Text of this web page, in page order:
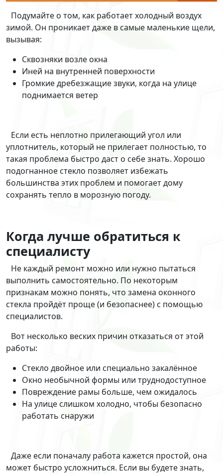
Подумайте о том, как работает холодный воздух
зимой. Он проникает даже в самые маленькие щели,
вызывая:
Сквозняки возле окна
Иней на внутренней поверхности
Громкие дребезжащие звуки, когда на улице
поднимается ветер
Если есть неплотно прилегающий угол или
уплотнитель, который не прилегает полностью, то
такая проблема быстро даст о себе знать. Хорошо
подогнанное стекло позволяет избежать
большинства этих проблем и помогает дому
сохранять тепло в морозную погоду.
Когда лучше обратиться к
специалисту
Не каждый ремонт можно или нужно пытаться
выполнить самостоятельно. По некоторым
признакам можно понять, что замена оконного
стекла пройдёт проще (и безопаснее) с помощью
специалистов.
Вот несколько веских причин отказаться от этой
работы:
Стекло двойное или специально закалённое
Окно необычной формы или труднодоступное
Повреждение рамы больше, чем ожидалось
На улице слишком холодно, чтобы безопасно
работать снаружи
Даже если поначалу работа кажется простой, она
может быстро усложниться. Если вы будете знать,